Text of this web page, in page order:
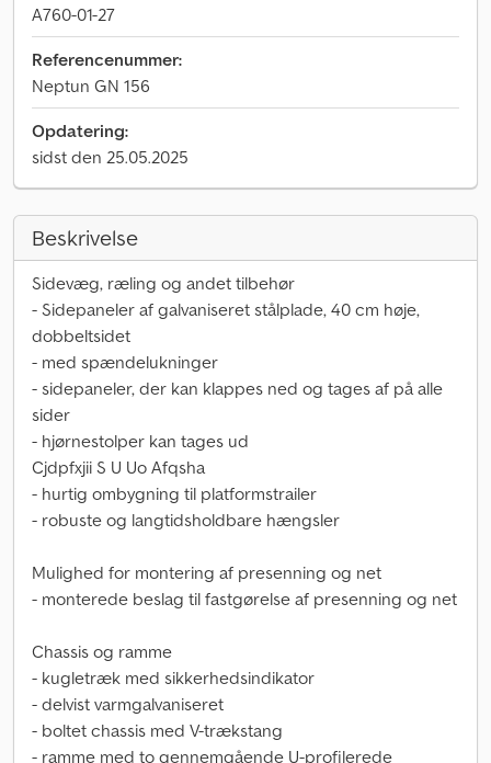
A760-01-27
Referencenummer:
Neptun GN 156
Opdatering:
sidst den 25.05.2025
Beskrivelse
Sidevæg, ræling og andet tilbehør
- Sidepaneler af galvaniseret stålplade, 40 cm høje,
dobbeltsidet
- med spændelukninger
- sidepaneler, der kan klappes ned og tages af på alle
sider
- hjørnestolper kan tages ud
Cjdpfxjii S U Uo Afqsha
- hurtig ombygning til platformstrailer
- robuste og langtidsholdbare hængsler
Mulighed for montering af presenning og net
- monterede beslag til fastgørelse af presenning og net
Chassis og ramme
- kugletræk med sikkerhedsindikator
- delvist varmgalvaniseret
- boltet chassis med V-trækstang
- ramme med to gennemgående U-profilerede